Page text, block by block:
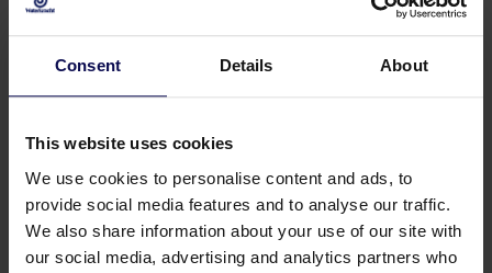
Consent Details About
This website uses cookies
We use cookies to personalise content and ads, to
provide social media features and to analyse our traffic.
We also share information about your use of our site with
our social media, advertising and analytics partners who
Haben Sie eine Frage oder brauchen Sie